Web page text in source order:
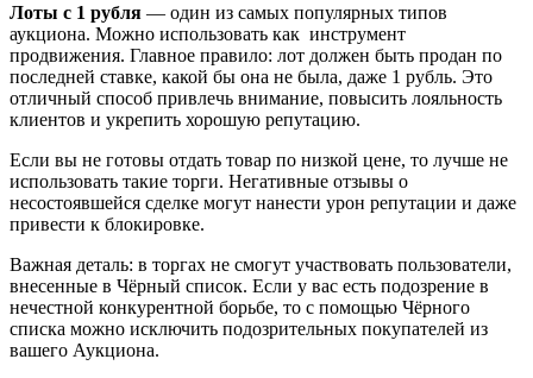
Лоты с 1 рубля — один из самых популярных типов
аукциона. Можно использовать как инструмент
продвижения. Главное правило: лот должен быть продан по
последней ставке, какой бы она не была, даже 1 рубль. Это
отличный способ привлечь внимание, повысить лояльность
клиентов и укрепить хорошую репутацию.
Если вы не готовы отдать товар по низкой цене, то лучше не
использовать такие торги. Негативные отзывы о
несостоявшейся сделке могут нанести урон репутации и даже
привести к блокировке.
Важная деталь: в торгах не смогут участвовать пользователи,
внесенные в Чёрный список. Если у вас есть подозрение в
нечестной конкурентной борьбе, то с помощью Чёрного
списка можно исключить подозрительных покупателей из
вашего Аукциона.